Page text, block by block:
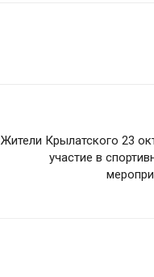
Жители Крылатского 23
участие в